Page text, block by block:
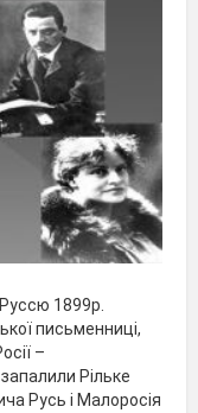
1899р.
письменниці,
–
Рільке
Русь і Малоросія